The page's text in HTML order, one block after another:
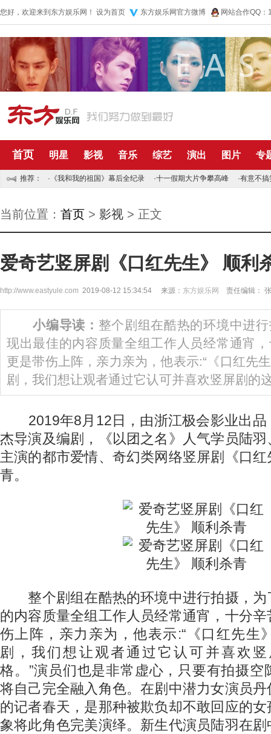
您好，欢迎来到东方娱乐网！ 设为首页 东方娱乐网官方微博 网站合作QQ
首页 明星 影视 音乐 综艺 演出 图片 专
推荐： · 《我和我的祖国》幕后全纪录 ·十一假期大片争攀高峰 ·有意不搞
当前位置： 首页 > 影视 > 正文
爱奇艺竖屏剧《口红先生》 顺利
http://www.eastyule.com 2019-08-12 15:34:54 来源： 东方娱乐网 责任编辑：
小编导读： 整个剧组在酷热的环境中进
现出最佳的内容质量全组工作人员经常通宵
更是带伤上阵，亲力亲为，他表示:“《口红先
剧，我们想让观者通过它认可并喜欢竖屏剧的
2019年8月12日，由浙江极会影业出品
杰导演及编剧，《以团之名》人气学员陆
主演的都市爱情、奇幻类网络竖屏剧《口
青。
整个剧组在酷热的环境中进行拍摄，为
的内容质量全组工作人员经常通宵，十分
伤上阵，亲力亲为，他表示:“《口红先生
剧，我们想让观者通过它认可并喜欢
格。”演员们也是非常虚心，只要有拍摄空
将自己完全融入角色。在剧中潜力女演员
的记者春天，是那种被欺负却不敢回应的
象将此角色完美演绎。新生代演员陆羽在